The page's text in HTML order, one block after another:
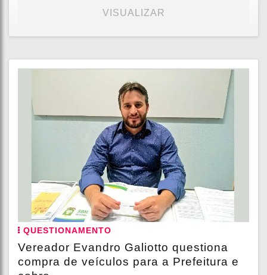
VISUALIZAR
QUESTIONAMENTO
Vereador Evandro Galiotto questiona
compra de veículos para a Prefeitura e